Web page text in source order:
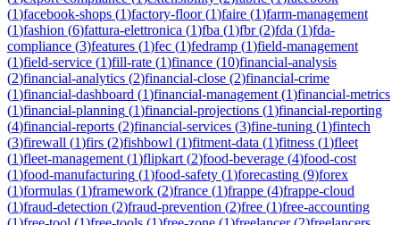
(1)facebook-shops (1)factory-floor(1)faire (1)farm-management
(1)fashion (6)fattura-elettronica (1)fba (1)fbr(2)fda (1)fda-
compliance (3)features (1)fec (1)fedramp (1)field-management
(1)field-service (1)fill-rate (1)finance (10)financial-analysis
(2)financial-analytics (2)financial-close (2)financial-crime
(1)financial-dashboard (1)financial-management (1)financial-metrics
(1)financial-planning (1)financial-projections (1)financial-reporting
(4)financial-reports (2)financial-services (3)fine-tuning (1)fintech
(3)firewall (1)firs (2)fishbowl (1)fitment-data (1)fitness (1)fleet
(1)fleet-management (1)flipkart (2)food-beverage (4)food-cost
(1)food-manufacturing (1)food-safety (1)forecasting (9)forex
(1)formulas (1)framework (2)france (1)frappe (4)frappe-cloud
(1)fraud-detection (2)fraud-prevention (2)free (1)free-accounting